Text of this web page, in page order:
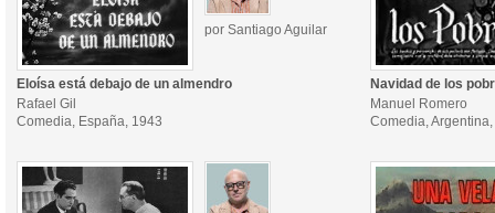
por Santiago Aguilar
Eloísa está debajo de un almendro
Rafael Gil
Comedia, España, 1943
Navidad de los
Manuel Romero
Comedia,